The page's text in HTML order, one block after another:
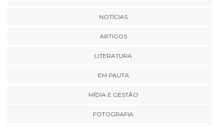
NOTÍCIAS
ARTIGOS
LITERATURA
EM PAUTA
MÍDIA E GESTÃO
FOTOGRAFIA